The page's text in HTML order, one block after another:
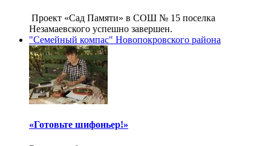
Проект «Сад Памяти» в СОШ № 15 поселка
Незамаевского успешно завершен.
"Семейный компас" Новопокровского района
«Готовьте шифоньер!»